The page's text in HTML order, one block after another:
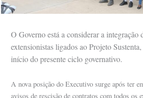
O Governo está a considerar a integração
extensionistas ligados ao Projeto
início do presente ciclo governativo.
A nova posição do Executivo surge após ter
avisos de rescisão de contratos com todos